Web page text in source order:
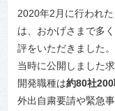
2020年2月に行われ
は、おかげさまで多
評をいただきました。
当時に公開しました
開発職種は約80社
外出自粛要請や緊急